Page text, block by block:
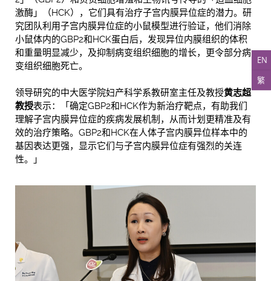
EN
繁
激酶」（HCK），它们具有治疗子宫内膜异位症的潜力。研
究团队利用子宫内膜异位症的小鼠模型进行验证，他们消除
小鼠体内的GBP2和HCK蛋白后，发现异位内膜组织的体积
和重量明显减少，及抑制病变组织细胞的增长，更令部分病
变组织细胞死亡。
领导研究的中大医学院妇产科学系教研室主任及教授黄志超
教授表示：「确定GBP2和HCK作为新治疗靶点，有助我们
理解子宫内膜异位症的疾病发展机制，从而计划更精准及有
效的治疗策略。GBP2和HCK在人体子宫内膜异位样本中的
基因表达更强，显示它们与子宫内膜异位症有强烈的关连
性。」